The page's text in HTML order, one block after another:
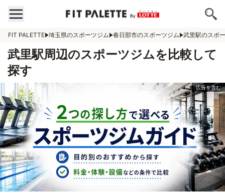
FIT PALETTE 埼玉県のスポーツジム 春日部市のスポーツジム 武里駅のスポ
武里駅周辺のスポーツジムを比較して
探す